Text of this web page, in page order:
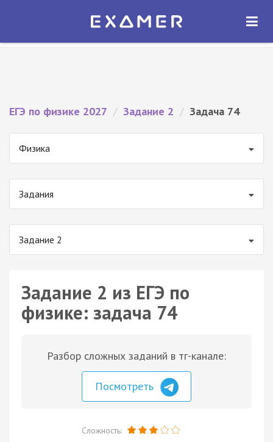
Экзамер — ЕГЭ 2027
ОТКРЫТЬ
ЕГЭ по физике 2027 / Задание 2 / Задача 74
Физика
Задания
Задание 2
Задание 2 из ЕГЭ по
физике: задача 74
Разбор сложных заданий в тг-канале:
Посмотреть
Сложность: